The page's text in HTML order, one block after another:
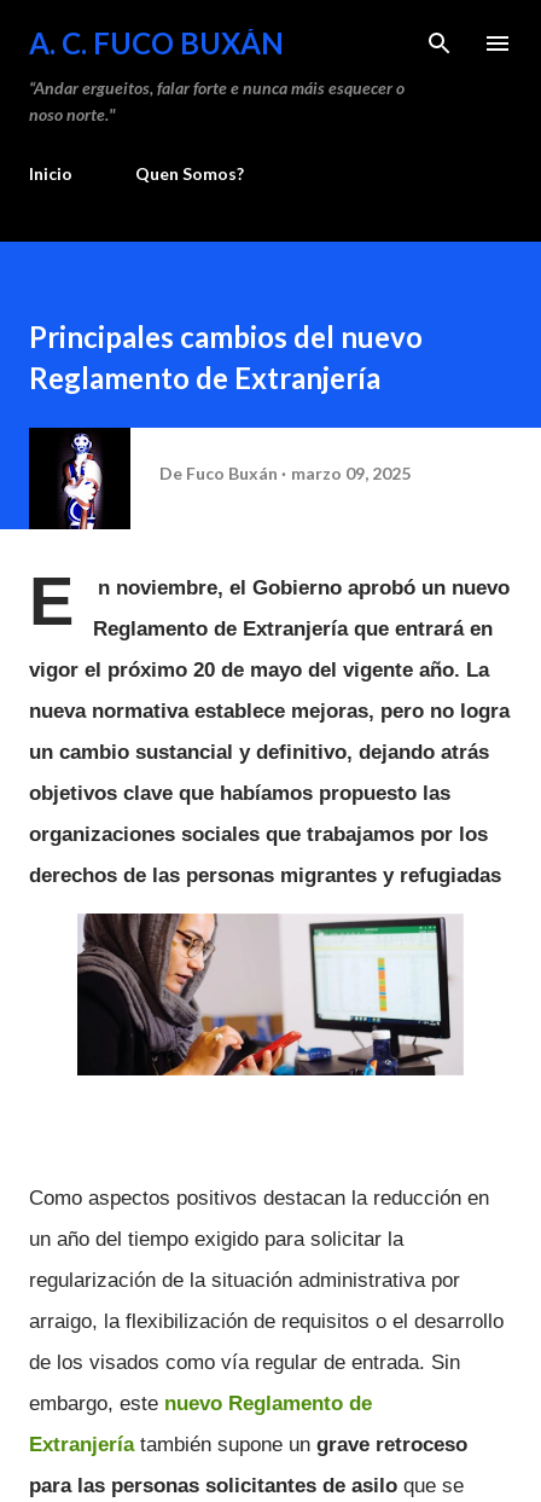
Saltar ao contido principal
A. C. FUCO BUXÁN
“Andar ergueitos, falar forte e nunca máis esquecer o
noso norte."
Inicio Quen Somos?
Principales cambios del nuevo
Reglamento de Extranjería
De Fuco Buxán marzo 09, 2025
E
n noviembre, el Gobierno aprobó un nuevo
Reglamento de Extranjería que entrará en
vigor el próximo 20 de mayo del vigente año. La
nueva normativa establece mejoras, pero no logra
un cambio sustancial y definitivo, dejando atrás
objetivos clave que habíamos propuesto las
organizaciones sociales que trabajamos por los
derechos de las personas migrantes y refugiadas
Como aspectos positivos destacan la reducción en
un año del tiempo exigido para solicitar la
regularización de la situación administrativa por
arraigo, la flexibilización de requisitos o el desarrollo
de los visados como vía regular de entrada. Sin
embargo, este nuevo Reglamento de
Extranjeríatambién supone un grave retroceso
para las personas solicitantes de asilo que se